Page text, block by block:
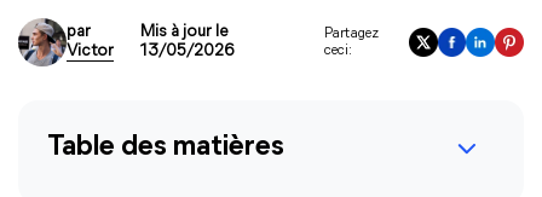
par
Victor
Mis à jour le
13/05/2026
Partagez
ceci:
Table des matières